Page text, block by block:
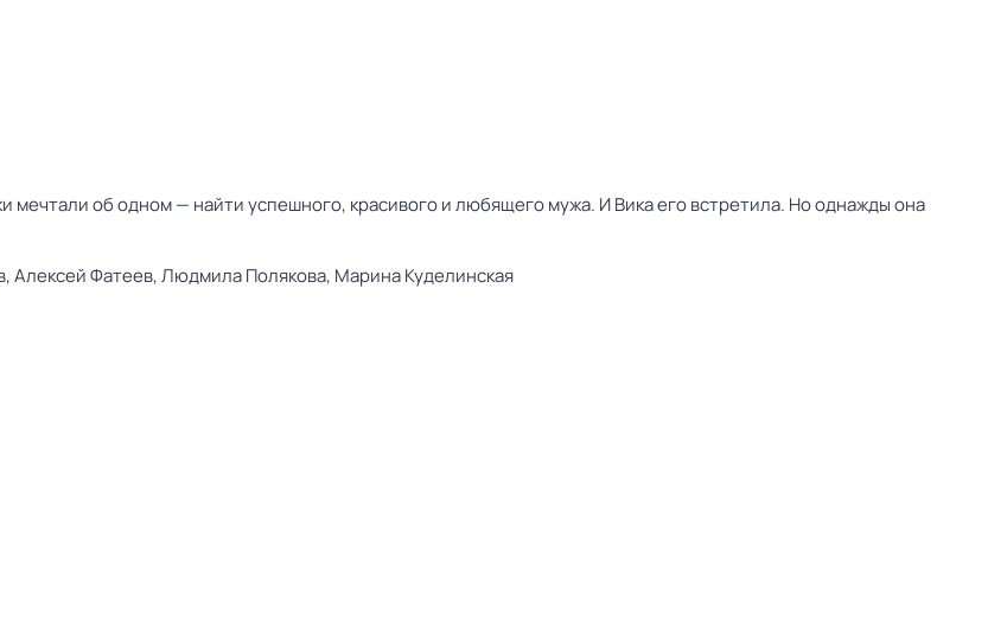
мечтали об одном — найти успешного, красивого и любящего мужа. И Вика его встретила. Но однажды она
Алексей Фатеев,Людмила Полякова, Марина Куделинская